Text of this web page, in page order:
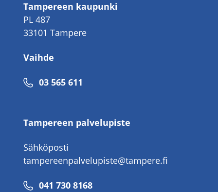
Tampereen kaupunki
PL 487
33101 Tampere
Vaihde
Puhelinnumero
03 565 611
Tampereen palvelupiste
Sähköposti
tampereenpalvelupiste@tampere.fi
Puhelinnumero
041 730 8168